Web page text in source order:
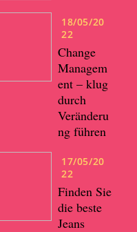
18/05/20
22
Change
Managem
ent – klug
durch
Veränderu
ng führen
17/05/20
22
Finden Sie
die beste
Jeans